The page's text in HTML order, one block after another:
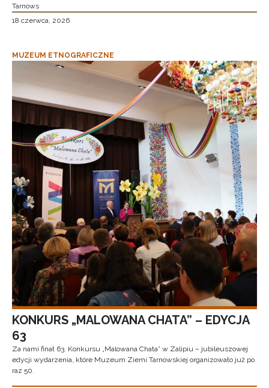
Tarnows
18 czerwca, 2026
MUZEUM ETNOGRAFICZNE
KONKURS „MALOWANA CHATA” – EDYCJA
63
Za nami finał 63. Konkursu „Malowana Chata” w Zalipiu – jubileuszowej
edycji wydarzenia, które Muzeum Ziemi Tarnowskiej organizowało już po
raz 50.